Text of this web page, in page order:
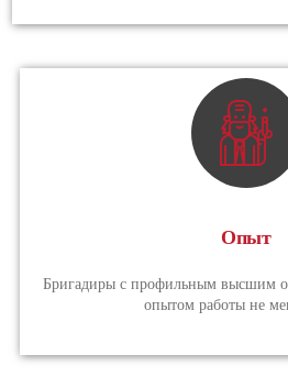
Опыт
Бригадиры с профильным высшим
опытом работы не